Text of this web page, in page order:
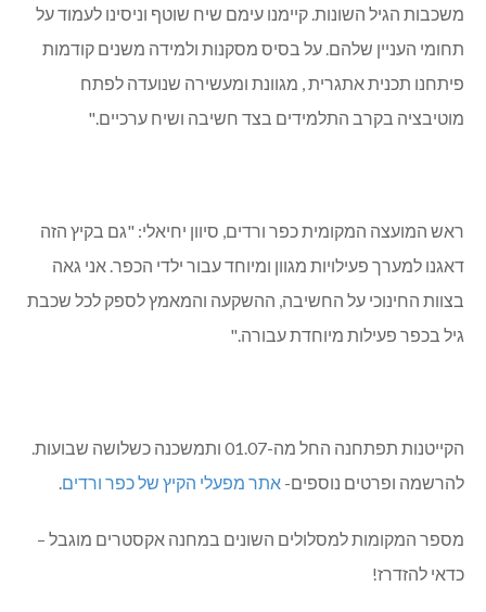
משכבות הגיל השונות. קיימנו עימם שיח שוטף וניסינו לעמוד על
תחומי העניין שלהם. על בסיס מסקנות ולמידה משנים קודמות
פיתחנו תכנית אתגרית , מגוונת ומעשירה שנועדה לפתח
מוטיבציה בקרב התלמידים בצד חשיבה ושיח ערכיים."
ראש המועצה המקומית כפר ורדים, סיוון יחיאלי: "גם בקיץ הזה
דאגנו למערך פעילויות מגוון ומיוחד עבור ילדי הכפר. אני גאה
בצוות החינוכי על החשיבה, ההשקעה והמאמץ לספק לכל שכבת
גיל בכפר פעילות מיוחדת עבורה."
הקייטנות תפתחנה החל מה-01.07 ותמשכנה כשלושה שבועות.
להרשמה ופרטים נוספים- אתר מפעלי הקיץ של כפר ורדים
מספר המקומות למסלולים השונים במחנה אקסטרים מוגבל –
כדאי להזדרז!